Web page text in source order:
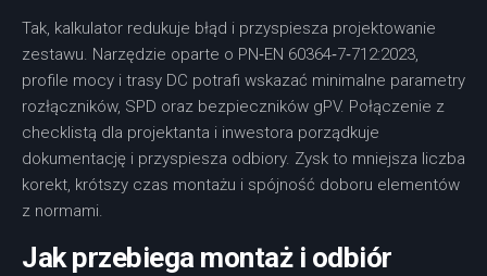
Tak, kalkulator redukuje błąd i przyspiesza projektowanie
zestawu. Narzędzie oparte o PN‑EN 60364‑7‑712:2023,
profile mocy i trasy DC potrafi wskazać minimalne parametry
rozłączników, SPD oraz bezpieczników gPV. Połączenie z
checklistą dla projektanta i inwestora porządkuje
dokumentację i przyspiesza odbiory. Zysk to mniejsza liczba
korekt, krótszy czas montażu i spójność doboru elementów
z normami.
Jak przebiega montaż i odbiór